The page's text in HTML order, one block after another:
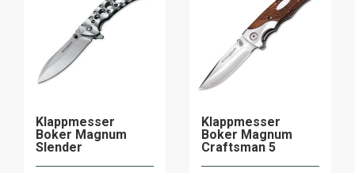
Klappmesser
Boker Magnum
Slender
Klappmesser
Boker Magnum
Craftsman 5